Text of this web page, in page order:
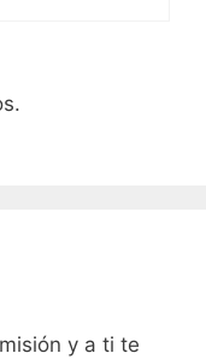
y a ti te